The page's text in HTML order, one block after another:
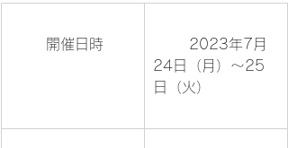
24日（月）～25
日（火）